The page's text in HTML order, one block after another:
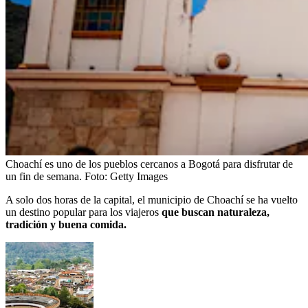
Choachí es uno de los pueblos cercanos a Bogotá para disfrutar de
un fin de semana. Foto: Getty Images
A solo dos horas de la capital, el municipio de Choachí se ha vuelto
un destino popular para los viajeros que buscan naturaleza,
tradición y buena comida.